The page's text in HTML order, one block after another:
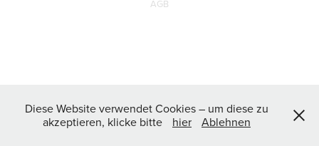
AGB
Diese Website verwendet Cookies – um diese zu
akzeptieren, klicke bitte
hier Ablehnen